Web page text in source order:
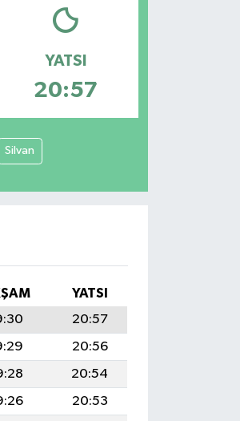
YATSI
20:57
Silvan
YATSI
20:57
20:56
20:54
20:53